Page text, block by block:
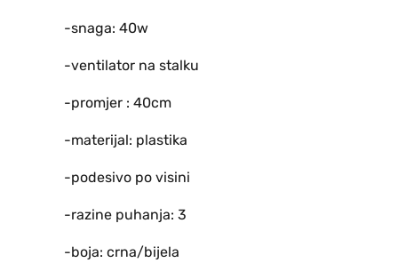
-snaga: 40w
-ventilator na stalku
-promjer : 40cm
-materijal: plastika
-podesivo po visini
-razine puhanja: 3
-boja: crna/bijela